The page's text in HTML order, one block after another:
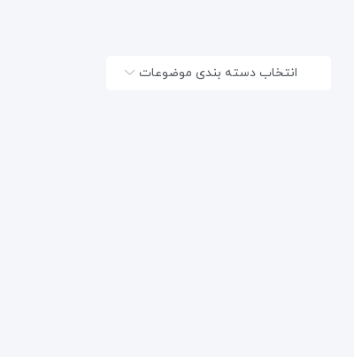
انتخاب دسته بندی موضوعات